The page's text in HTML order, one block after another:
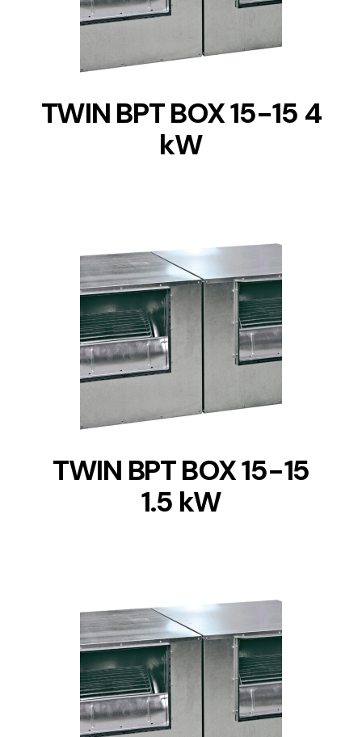
TWIN BPT BOX 15-15 4
kW
DETAILS
TWIN BPT BOX 15-15
1.5 kW
DETAILS